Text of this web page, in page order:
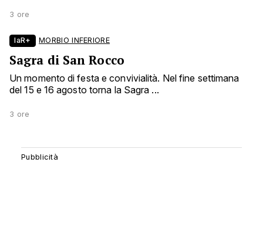
3 ore
laR+ MORBIO INFERIORE
Sagra di San Rocco
Un momento di festa e convivialità. Nel fine settimana
del 15 e 16 agosto torna la Sagra ...
3 ore